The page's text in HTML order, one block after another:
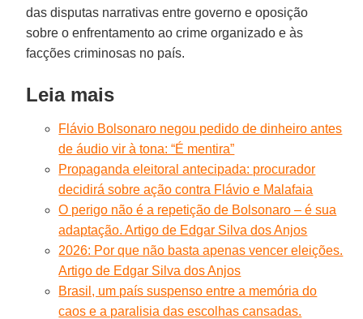
das disputas narrativas entre governo e oposição
sobre o enfrentamento ao crime organizado e às
facções criminosas no país.
Leia mais
Flávio Bolsonaro negou pedido de dinheiro antes
de áudio vir à tona: “É mentira”
Propaganda eleitoral antecipada: procurador
decidirá sobre ação contra Flávio e Malafaia
O perigo não é a repetição de Bolsonaro – é sua
adaptação. Artigo de Edgar Silva dos Anjos
2026: Por que não basta apenas vencer eleições.
Artigo de Edgar Silva dos Anjos
Brasil, um país suspenso entre a memória do
caos e a paralisia das escolhas cansadas.